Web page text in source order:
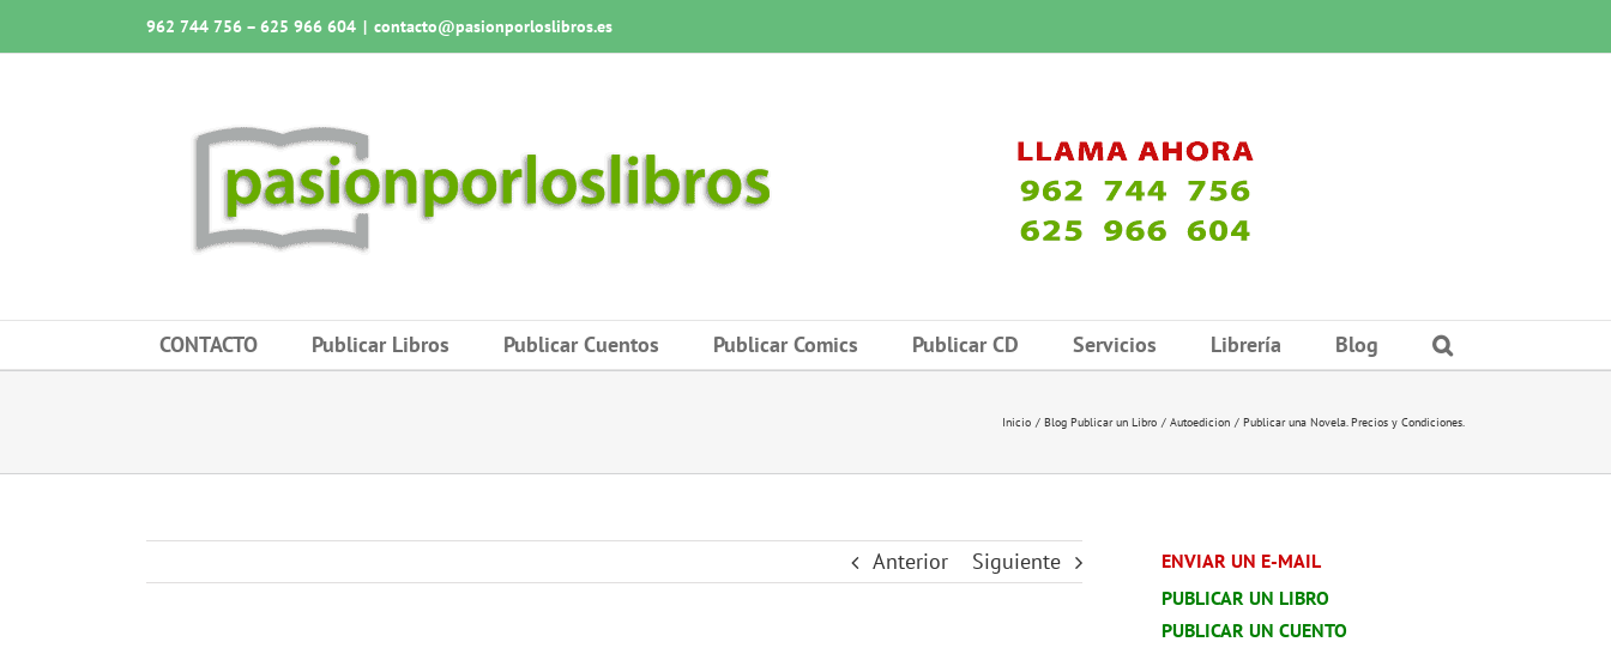
al
962 744 756 – 625 966 604 | contacto@pasionporloslibros.es
CONTACTO Publicar Libros Publicar Cuentos Publicar Comics Publicar CD Servicios Librería Blog
Inicio Blog Publicar un Libro Autoedicion Publicar una Novela. Precios y Condiciones.
Anterior Siguiente
ENVIAR UN E-MAIL
PUBLICAR UN LIBRO
PUBLICAR UN CUENTO